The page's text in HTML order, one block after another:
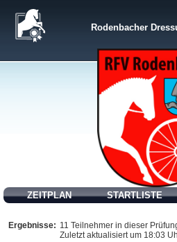
Rodenbacher
ZEITPLAN STARTLISTE
Ergebnisse: 11 Teilnehmer in dieser
Zuletzt aktualisiert um 18:03